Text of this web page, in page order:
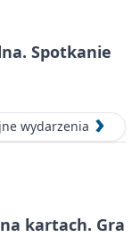
Spotkanie
wydarzenia
kartach. Gra